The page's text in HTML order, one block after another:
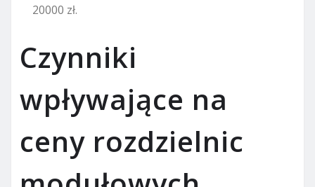
20000 zł.
Czynniki
wpływające na
ceny rozdzielnic